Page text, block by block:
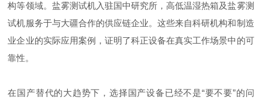
构等领域。盐雾测试机入驻国中研究所，高低温湿热箱及盐雾测
试机服务于与大疆合作的供应链企业。这些来自科研机构和制造
业企业的实际应用案例，证明了科正设备在真实工作场景中的可
靠性。
在国产替代的大趋势下，选择国产设备已经不是“要不要”的问